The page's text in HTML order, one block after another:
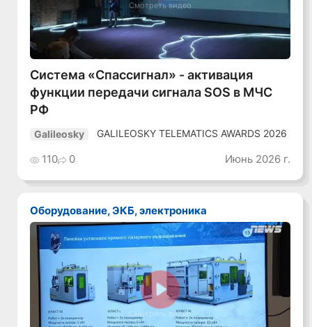
Смотреть видео
Система «Спассигнал» - активация
функции передачи сигнала SOS в МЧС
РФ
Galileosky GALILEOSKY TELEMATICS AWARDS 2026
110 0 Июнь 2026 г.
Оборудование, ЭКБ, электроника
Смотреть видео